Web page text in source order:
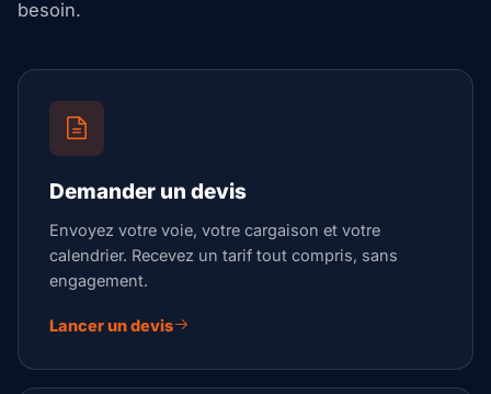
besoin.
Demander un devis
Envoyez votre voie, votre cargaison et votre
calendrier. Recevez un tarif tout compris, sans
engagement.
Lancer un devis